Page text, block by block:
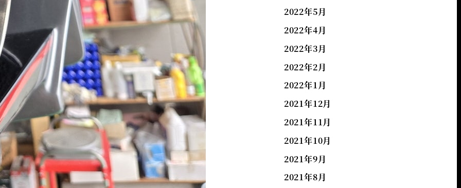
2022年5月
2022年4月
2022年3月
2022年2月
2022年1月
2021年12月
2021年11月
2021年10月
2021年9月
2021年8月